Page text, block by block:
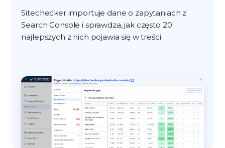
Sitechecker importuje dane o zapytaniach z
Search Console i sprawdza, jak często 20
najlepszych z nich pojawia się w treści.